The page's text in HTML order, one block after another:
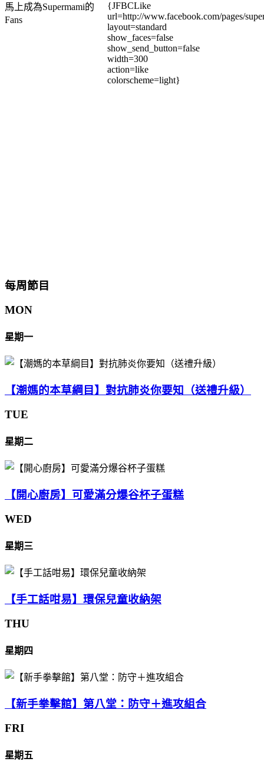
馬上成為Supermami的
Fans
{JFBCLike
url=http://www.facebook.com/pages/
layout=standard
show_faces=false
show_send_button=false
width=300
action=like
colorscheme=light}
每周節目
MON
星期一
【潮媽的本草綱目】對抗肺炎你要知（送禮升級）
TUE
星期二
【開心廚房】可愛滿分爆谷杯子蛋糕
WED
星期三
【手工話咁易】環保兒童收納架
THU
星期四
【新手拳擊館】第八堂：防守＋進攻組合
FRI
星期五